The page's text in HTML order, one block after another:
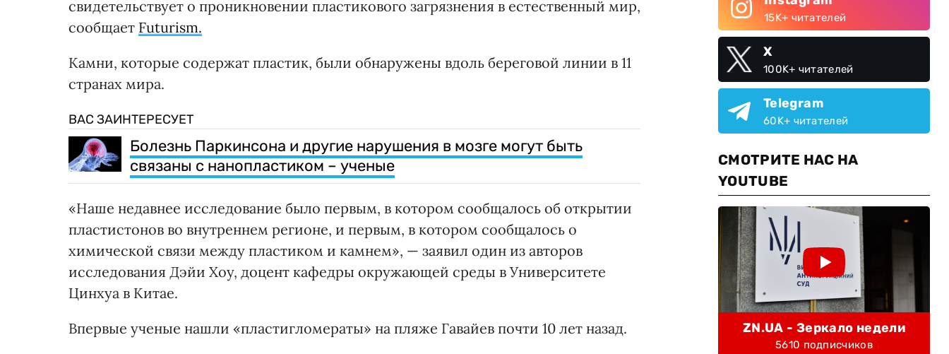
свидетельствует о проникновении пластикового загрязнения в естественный мир,
сообщает Futurism.
Камни, которые содержат пластик, были обнаружены вдоль береговой линии в 11
странах мира.
ВАС ЗАИНТЕРЕСУЕТ
Болезнь Паркинсона и другие нарушения в мозге могут быть
связаны с нанопластиком – ученые
«Наше недавнее исследование было первым, в котором сообщалось об открытии
пластистонов во внутреннем регионе, и первым, в котором сообщалось о
химической связи между пластиком и камнем», — заявил один из авторов
исследования Дэйи Хоу, доцент кафедры окружающей среды в Университете
Цинхуа в Китае.
Впервые ученые нашли «пластигломераты» на пляже Гавайев почти 10 лет назад.
15K+ читателей
X
100K+ читателей
Telegram
60K+ читателей
СМОТРИТЕ НАС НА
YOUTUBE
ZN.UA - Зеркало недели
5610 подписчиков